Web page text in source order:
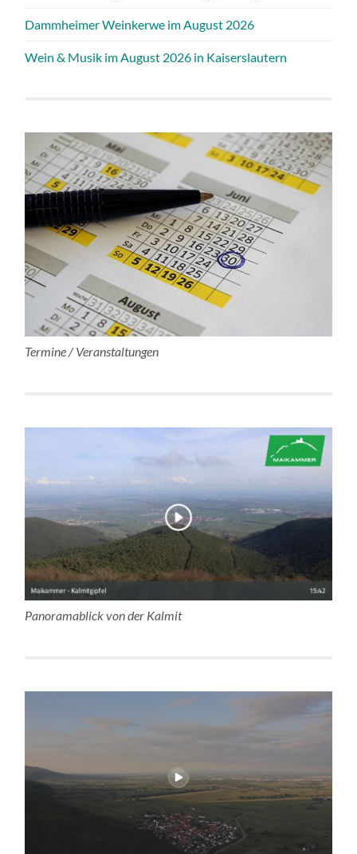
Dammheimer Weinkerwe im August 2026
Wein & Musik im August 2026 in Kaiserslautern
Termine / Veranstaltungen
Panoramablick von der Kalmit